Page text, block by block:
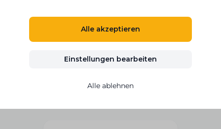
Aukro
Integration kostenlos testen
Alle akzeptieren
Einstellungen bearbeiten
Alle ablehnen